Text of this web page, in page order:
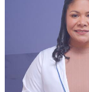
Salud
Idiomas
Deporte